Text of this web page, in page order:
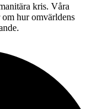
kris. Våra
om hur omvärldens